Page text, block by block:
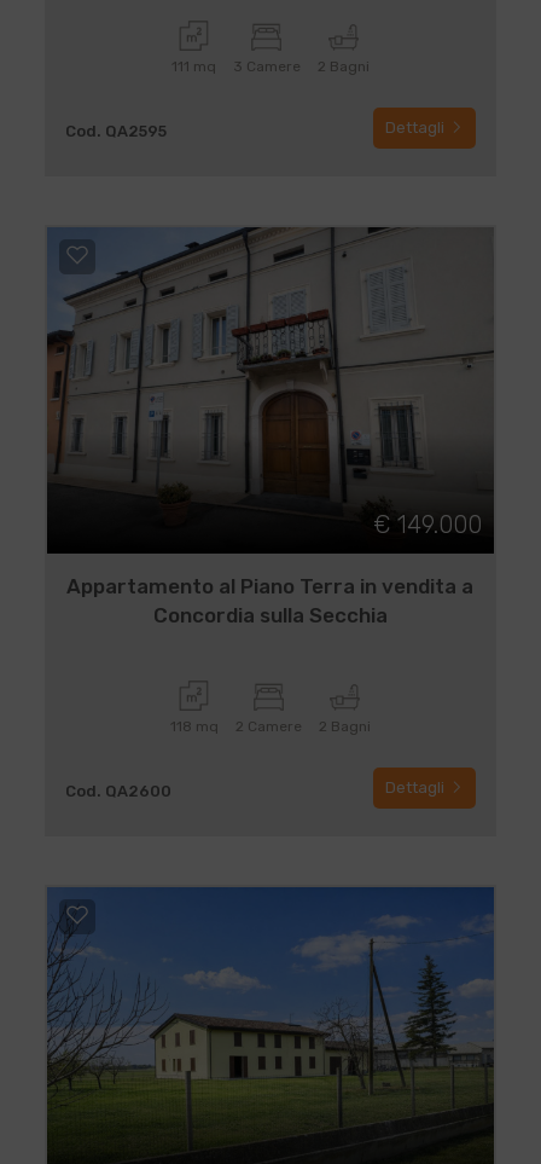
111 mq 3 Camere 2 Bagni
Cod. QA2595 Dettagli
€ 149.000
Appartamento al Piano Terra in vendita a
Concordia sulla Secchia
118 mq 2 Camere 2 Bagni
Cod. QA2600 Dettagli